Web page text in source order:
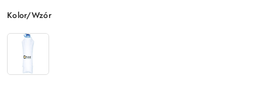
Wariant
Kolor/Wzór